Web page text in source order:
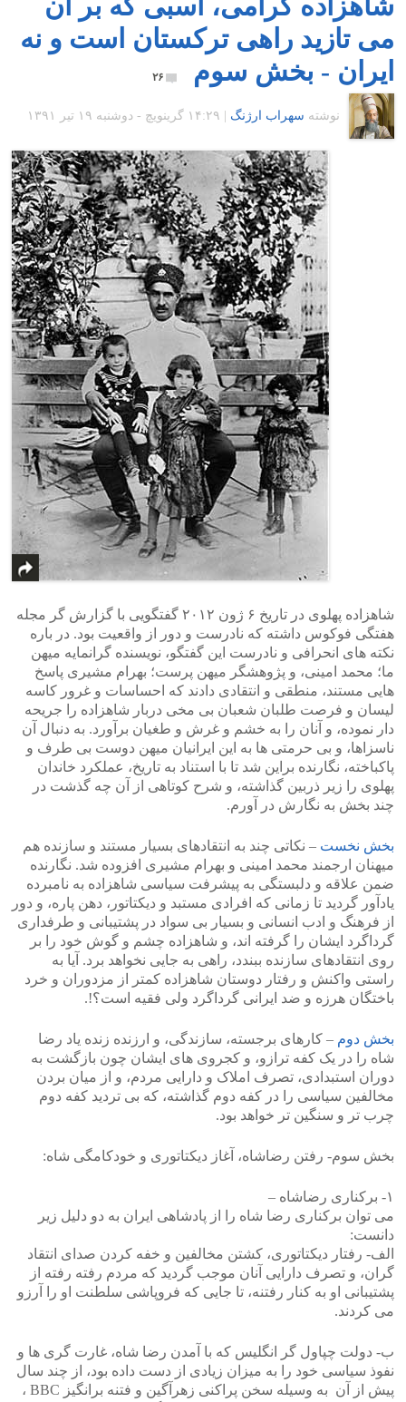
می تازید راهی ترکستان است و نه
ایران ‪-‬ بخش سوم
۲۶
نوشته سهراب ارژنگ ۱۴:۲۹ گرينويچ - دوشنبه ۱۹ تیر ۱۳۹۱
شاهزاده پهلوی در تاریخ ۶ ژون ۲۰۱۲ گفتگویی با گزارش گر مجله
هفتگی فوکوس داشته که نادرست و دور از واقعیت بود. در باره
نکته های انحرافی و نادرست این گفتگو، نویسنده گرانمایه میهن
ما؛ محمد امینی، و پژوهشگر میهن پرست؛ بهرام مشیری پاسخ
هایی مستند، منطقی و انتقادی دادند که احساسات و غرور کاسه
لیسان و فرصت طلبان شعبان بی مخی دربار شاهزاده را جریحه
دار نموده، و آنان را به خشم و غرش و طغیان برآورد. به دنبال آن
ناسزاها، و بی حرمتی ها به این ایرانیان میهن دوست بی طرف و
پاکباخته، نگارنده براین شد تا با استناد به تاریخ، عملکرد خاندان
پهلوی را زیر ذربین گذاشته، و شرح کوتاهی از آن چه گذشت در
چند بخش به نگارش در آورم.
بخش نخست – نکاتی چند به انتقادهای بسیار مستند و سازنده هم
میهنان ارجمند محمد امینی و بهرام مشیری افزوده شد. نگارنده
ضمن علاقه و دلبستگی به پیشرفت سیاسی شاهزاده به نامبرده
یادآور گردید تا زمانی که افرادی مستبد و دیکتاتور، دهن پاره، و دور
از فرهنگ و ادب انسانی و بسیار بی سواد در پشتیبانی و طرفداری
گرداگرد ایشان را گرفته اند، و شاهزاده چشم و گوش خود را بر
روی انتقادهای سازنده ببندد، راهی به جایی نخواهد برد. آیا به
راستی واکنش و رفتار دوستان شاهزاده کمتر از مزدوران و خرد
باختگان هرزه و ضد ایرانی گرداگرد ولی فقیه است؟!.
بخش دوم – کارهای برجسته، سازندگی، و ارزنده زنده یاد رضا
شاه را در یک کفه ترازو، و کجروی های ایشان چون بازگشت به
دوران استبدادی، تصرف املاک و دارایی مردم، و از میان بردن
مخالفین سیاسی را در کفه دوم گذاشته، که بی تردید کفه دوم
چرب تر و سنگین تر خواهد بود.
بخش سوم- رفتن رضاشاه، آغاز دیکتاتوری و خودکامگی شاه:
۱- برکناری رضاشاه –
می توان برکناری رضا شاه را از پادشاهی ایران به دو دلیل زیر
دانست:
الف- رفتار دیکتاتوری، کشتن مخالفین و خفه کردن صدای انتقاد
گران، و تصرف دارایی آنان موجب گردید که مردم رفته رفته از
پشتیبانی او به کنار رفتنه، تا جایی که فروپاشی سلطنت او را آرزو
می کردند.
ب- دولت چپاول گر انگلیس که با آمدن رضا شاه، غارت گری ها و
نفوذ سیاسی خود را به میزان زیادی از دست داده بود، از چند سال
پیش از آن به وسیله سخن پراکنی زهرآگین و فتنه برانگیز BBC ،